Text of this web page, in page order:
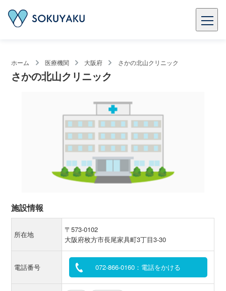
ホーム 医療機関 大阪府 さかの北山クリニック
さかの北山クリニック
施設情報
所在地
〒573-0102
大阪府枚方市長尾家具町3丁目3-30
電話番号 072-866-0160：電話をかける